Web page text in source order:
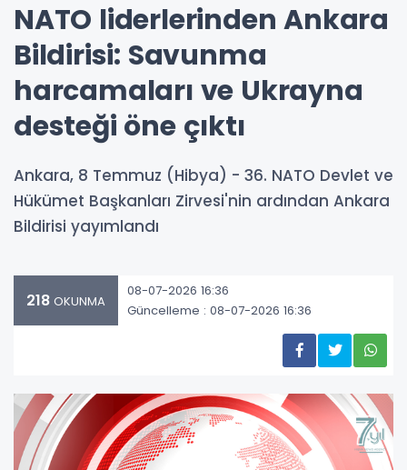
NATO liderlerinden Ankara
Bildirisi: Savunma
harcamaları ve Ukrayna
desteği öne çıktı
Ankara, 8 Temmuz (Hibya) - 36. NATO Devlet ve
Hükümet Başkanları Zirvesi'nin ardından Ankara
Bildirisi yayımlandı
218 OKUNMA
08-07-2026 16:36
Güncelleme : 08-07-2026 16:36